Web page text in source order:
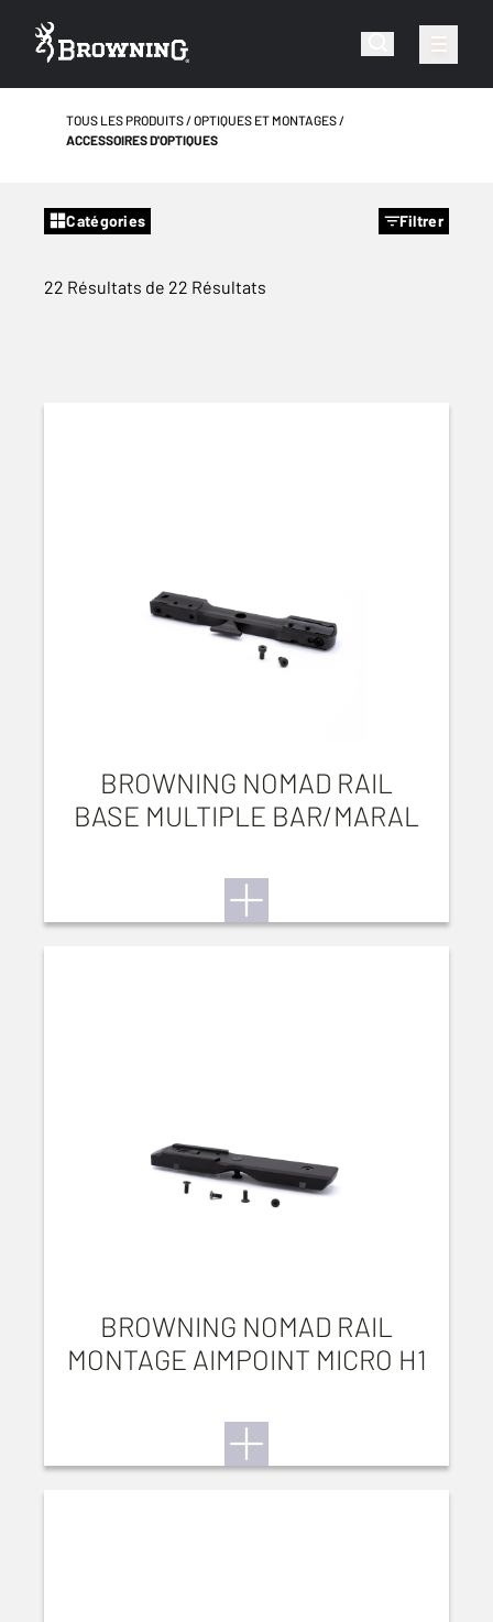
TOUS LES PRODUITS
OPTIQUES ET MONTAGES
ACCESSOIRES D'OPTIQUES
Catégories Filtrer
22 Résultats de 22 Résultats
BROWNING NOMAD RAIL
BASE MULTIPLE BAR/MARAL
BROWNING NOMAD RAIL
MONTAGE AIMPOINT MICRO H1